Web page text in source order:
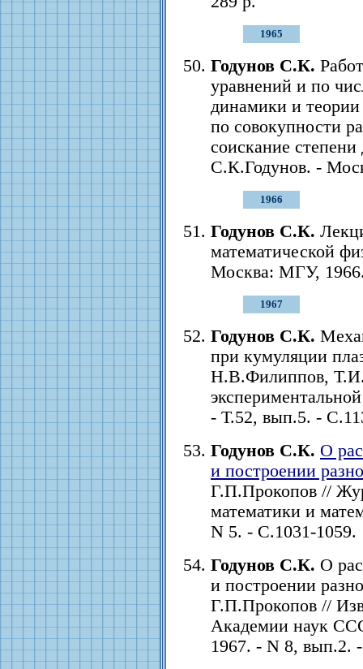
1965
Годунов С.К.
уравнений и по
динамики и
по совокупности
соискание
С.К.Годунов. -
1966
Годунов С.К.
математической
Москва: МГУ,
1967
Годунов С.К.
при кумуляции
Н.В.Филиппов,
- Т.52, вып.5. -
Годунов С.К. О
и построении
Г.П.Прокопов //
математики и
N 5. - С.1031-1059.
Годунов С.К. О
и построении
Г.П.Прокопов //
Академии наук
1967. - N 8, вып.2.